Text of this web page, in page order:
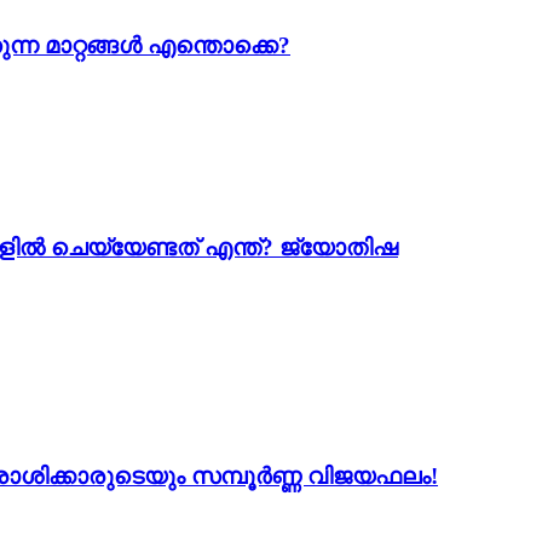
മാറ്റങ്ങൾ എന്തൊക്കെ?
ചെയ്യേണ്ടത് എന്ത്? ജ്യോതിഷ
സമ്പൂർണ്ണ വിജയഫലം!